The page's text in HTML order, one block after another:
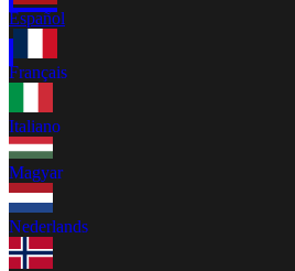
Español
Français
Italiano
Magyar
Nederlands